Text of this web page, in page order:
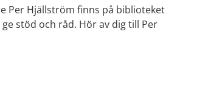
Per Hjällström finns på biblioteket
stöd och råd. Hör av dig till Per